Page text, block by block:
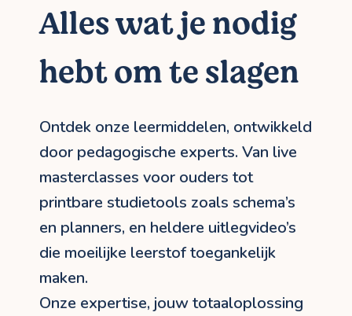
Alles wat je nodig
hebt om te slagen
Ontdek onze leermiddelen, ontwikkeld
door pedagogische experts. Van live
masterclasses voor ouders tot
printbare studietools zoals schema’s
en planners, en heldere uitlegvideo’s
die moeilijke leerstof toegankelijk
maken.
Onze expertise, jouw totaaloplossing